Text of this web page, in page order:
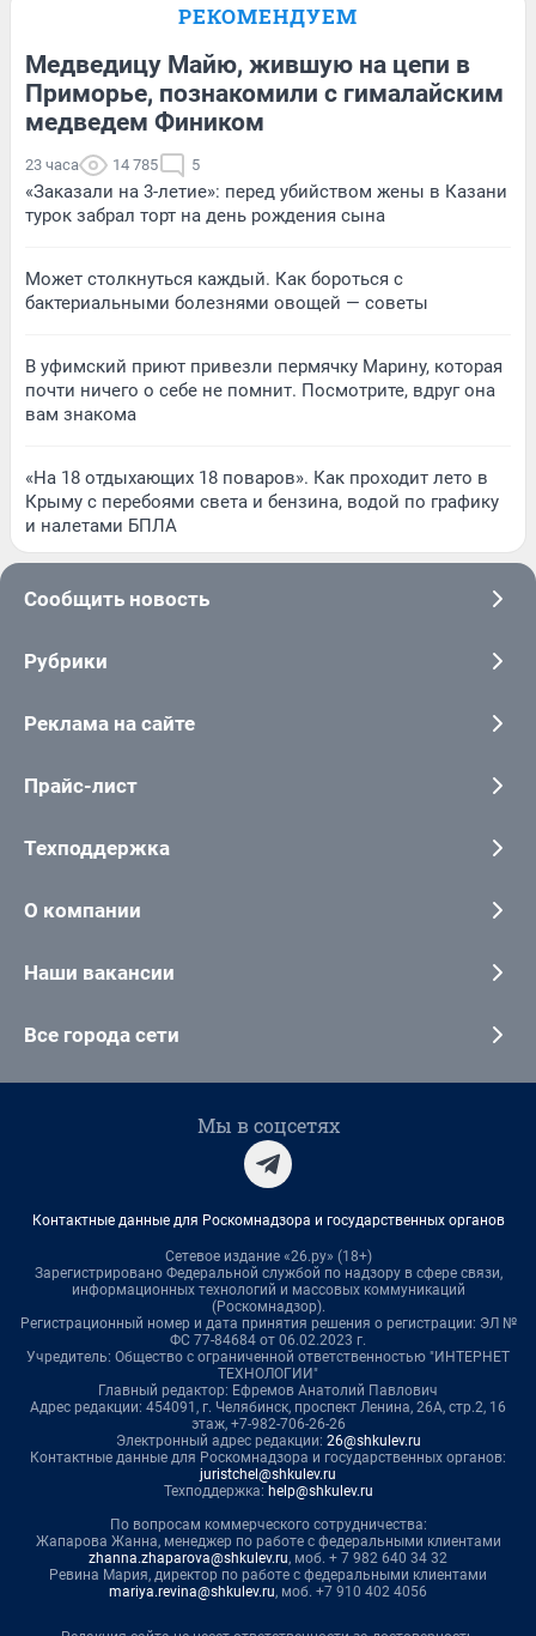
РЕКОМЕНДУЕМ
Медведицу Майю, жившую на цепи в
Приморье, познакомили с гималайским
медведем Фиником
23 часа 14 785 5
«Заказали на 3-летие»: перед убийством жены в Казани
турок забрал торт на день рождения сына
Может столкнуться каждый. Как бороться с
бактериальными болезнями овощей — советы
В уфимский приют привезли пермячку Марину, которая
почти ничего о себе не помнит. Посмотрите, вдруг она
вам знакома
«На 18 отдыхающих 18 поваров». Как проходит лето в
Крыму с перебоями света и бензина, водой по графику
и налетами БПЛА
Сообщить новость
Рубрики
Реклама на сайте
Прайс-лист
Техподдержка
О компании
Наши вакансии
Все города сети
Мы в соцсетях
Контактные данные для Роскомнадзора и государственных органов
Сетевое издание «26.ру» (18+)
Зарегистрировано Федеральной службой по надзору в сфере связи,
информационных технологий и массовых коммуникаций
(Роскомнадзор).
Регистрационный номер и дата принятия решения о регистрации: ЭЛ №
ФС 77-84684 от 06.02.2023 г.
Учредитель: Общество с ограниченной ответственностью "ИНТЕРНЕТ
ТЕХНОЛОГИИ"
Главный редактор: Ефремов Анатолий Павлович
Адрес редакции: 454091, г. Челябинск, проспект Ленина, 26А, стр.2, 16
этаж, +7-982-706-26-26
Электронный адрес редакции: 26@shkulev.ru
Контактные данные для Роскомнадзора и государственных органов:
juristchel@shkulev.ru
Техподдержка: help@shkulev.ru
По вопросам коммерческого сотрудничества:
Жапарова Жанна, менеджер по работе с федеральными клиентами
zhanna.zhaparova@shkulev.ru, моб. + 7 982 640 34 32
Ревина Мария, директор по работе с федеральными клиентами
mariya.revina@shkulev.ru, моб. +7 910 402 4056